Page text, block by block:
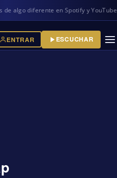
algo diferente en Spotify y YouTube!
ENTRAR ESCUCHAR